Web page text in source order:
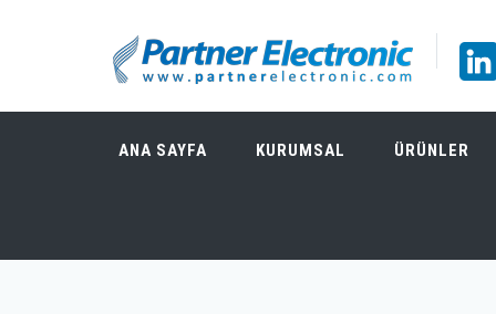
ANA SAYFA KURUMSAL ÜRÜNLER